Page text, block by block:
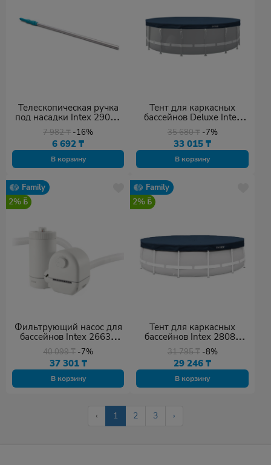
Телескопическая ручка
под насадки Intex 29055
серебристый
7 982₸ -16%
6 692₸
В корзину
Тент для каркасных
бассейнов Deluxe Intex
28084 тёмно-синий
35 680₸ -7%
33 015₸
В корзину
Family
2%
Фильтрующий насос для
бассейнов Intex 26636
серый
40 099₸ -7%
37 301 ₸
В корзину
Family
2%
Тент для каркасных
бассейнов Intex 28083
тёмно-синий
31 795₸ -8%
29 246₸
В корзину
‹ 1 2 3 ›